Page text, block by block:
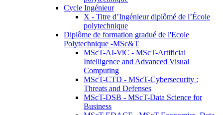
Cycle Ingénieur
X - Titre d’Ingénieur diplômé de l’École
polytechnique
Diplôme de formation gradué de l'Ecole
Polytechnique -MSc&T
MScT-AI-ViC - MScT-Artificial
Intelligence and Advanced Visual
Computing
MScT-CTD - MScT-Cybersecurity :
Threats and Defenses
MScT-DSB - MScT-Data Science for
Business